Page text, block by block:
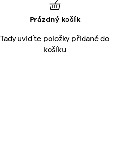
Prázdný košík
Tady uvidíte položky přidané do
košíku